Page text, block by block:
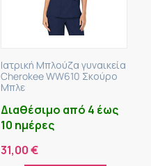
Ιατρική Μπλούζα γυναικεία
Cherokee WW610 Σκούρο
Μπλε
Διαθέσιμο από 4 έως
10 ημέρες
31,00€